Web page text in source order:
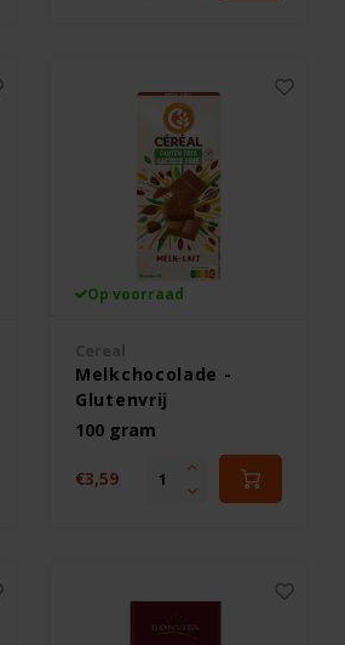
Op voorraad
Melkchocolade -
Glutenvrij
100 gram
€3,59